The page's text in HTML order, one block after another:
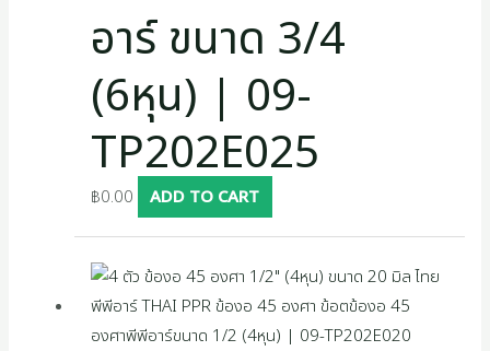
อาร์ ขนาด 3/4
(6หุน) | 09-
TP202E025
฿0.00 ADD TO CART